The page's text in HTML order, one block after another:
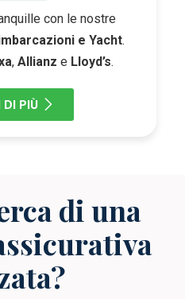
con le nostre
e Yacht.
, Allianz e Lloyd’s.
DI PIÙ
di una